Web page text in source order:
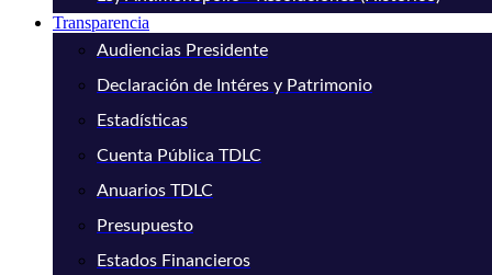
Transparencia
Audiencias Presidente
Declaración de Intéres y Patrimonio
Estadísticas
Cuenta Pública TDLC
Anuarios TDLC
Presupuesto
Estados Financieros